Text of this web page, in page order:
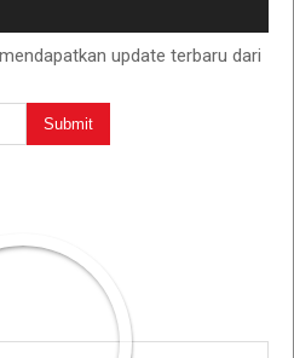
update terbaru dari